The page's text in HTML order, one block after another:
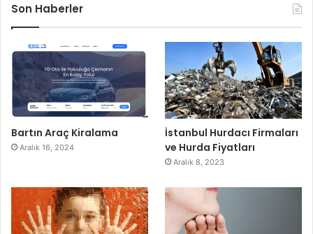
Son Haberler
Bartın Araç Kiralama
Aralık 16, 2024
İstanbul Hurdacı Firmaları
ve Hurda Fiyatları
Aralık 8, 2023